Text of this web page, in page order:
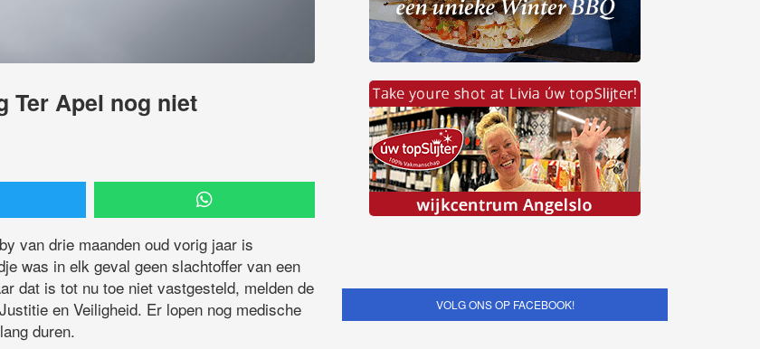
Ter Apel nog niet
van drie maanden oud vorig jaar is
was in elk geval geen slachtoffer van een
dat is tot nu toe niet vastgesteld, melden de
en Veiligheid. Er lopen nog medische
duren.
VOLG ONS OP FACEBOOK!